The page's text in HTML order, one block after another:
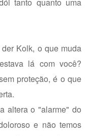
Kolk, o que muda
lá com você?
proteção, é o que
altera o "alarme" do
e não temos